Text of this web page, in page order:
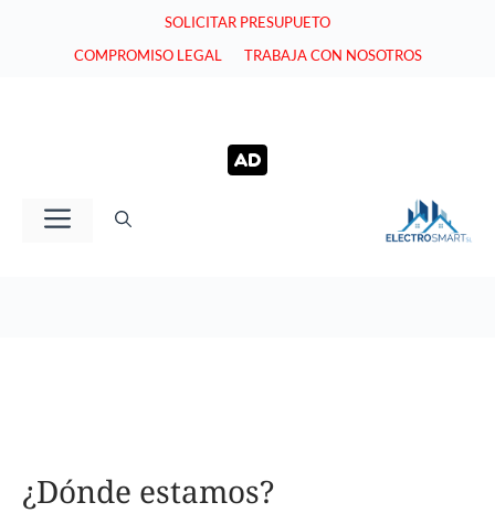
SOLICITAR PRESUPUETO
COMPROMISO LEGAL
TRABAJA CON NOSOTROS
Menú
¿Dónde estamos?